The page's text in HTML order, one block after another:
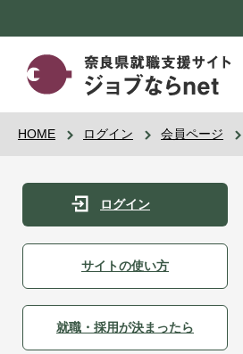
HOME ログイン 会員ページ
ログイン
サイトの使い方
就職・採用が決まったら